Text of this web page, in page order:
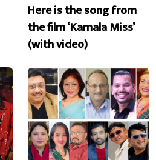
Here is the song from
the film ‘Kamala Miss’
(with video)